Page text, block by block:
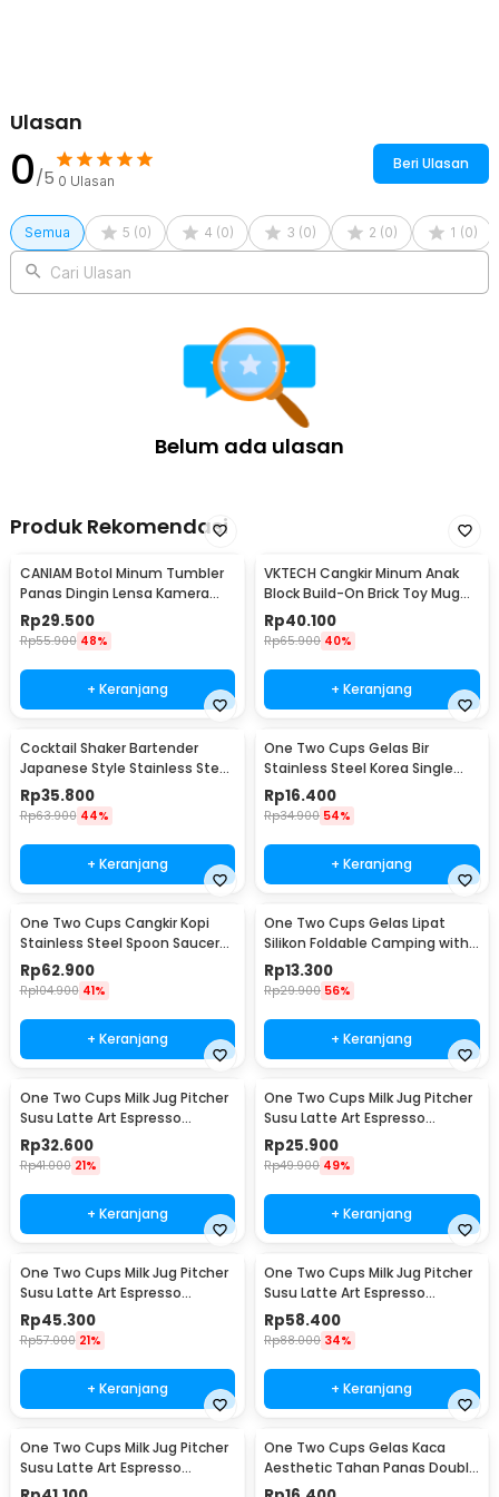
1 x One Two Cups Gelas Whisky Cocktail Japanese Mt. Asama
Rock Glass 200ml - SG200
Ulasan
0/5 0 Ulasan
Beri Ulasan
Semua 5 (0) 4 (0) 3 (0) 2 (0) 1 (0)
Cari Ulasan
Belum ada ulasan
Produk Rekomendasi
CANIAM Botol Minum Tumbler
Panas Dingin Lensa Kamera
24-105mm 400ml
Rp29.500
Rp55.900 48%
+ Keranjang
VKTECH Cangkir Minum Anak
Block Build-On Brick Toy Mug
350ml - 936SN
Rp40.100
Rp65.900 40%
+ Keranjang
Cocktail Shaker Bartender
Japanese Style Stainless Steel
200ml
Rp35.800
Rp63.900 44%
+ Keranjang
One Two Cups Gelas Bir
Stainless Steel Korea Single
Wall Glass 180ml - J070
Rp16.400
Rp34.900 54%
+ Keranjang
One Two Cups Cangkir Kopi
Stainless Steel Spoon Saucer
Cup 120ml - 201
Rp62.900
Rp104.900 41%
+ Keranjang
One Two Cups Gelas Lipat
Silikon Foldable Camping with
Strap 200ml - F120
Rp13.300
Rp29.900 56%
+ Keranjang
One Two Cups Milk Jug Pitcher
Susu Latte Art Espresso
Stainless Steel 350ml - J068
Rp32.600
Rp41.000 21%
+ Keranjang
One Two Cups Milk Jug Pitcher
Susu Latte Art Espresso
Stainless Steel 150ml - J068
Rp25.900
Rp49.900 49%
+ Keranjang
One Two Cups Milk Jug Pitcher
Susu Latte Art Espresso
Stainless Steel 600ml - J068
Rp45.300
Rp57.000 21%
+ Keranjang
One Two Cups Milk Jug Pitcher
Susu Latte Art Espresso
Stainless Steel 900ml - J068
Rp58.400
Rp88.000 34%
+ Keranjang
One Two Cups Milk Jug Pitcher
Susu Latte Art Espresso
Stainless Steel 350ml - 10084
One Two Cups Gelas Kaca
Aesthetic Tahan Panas Double
Wall Glass 250ml - PLY1704